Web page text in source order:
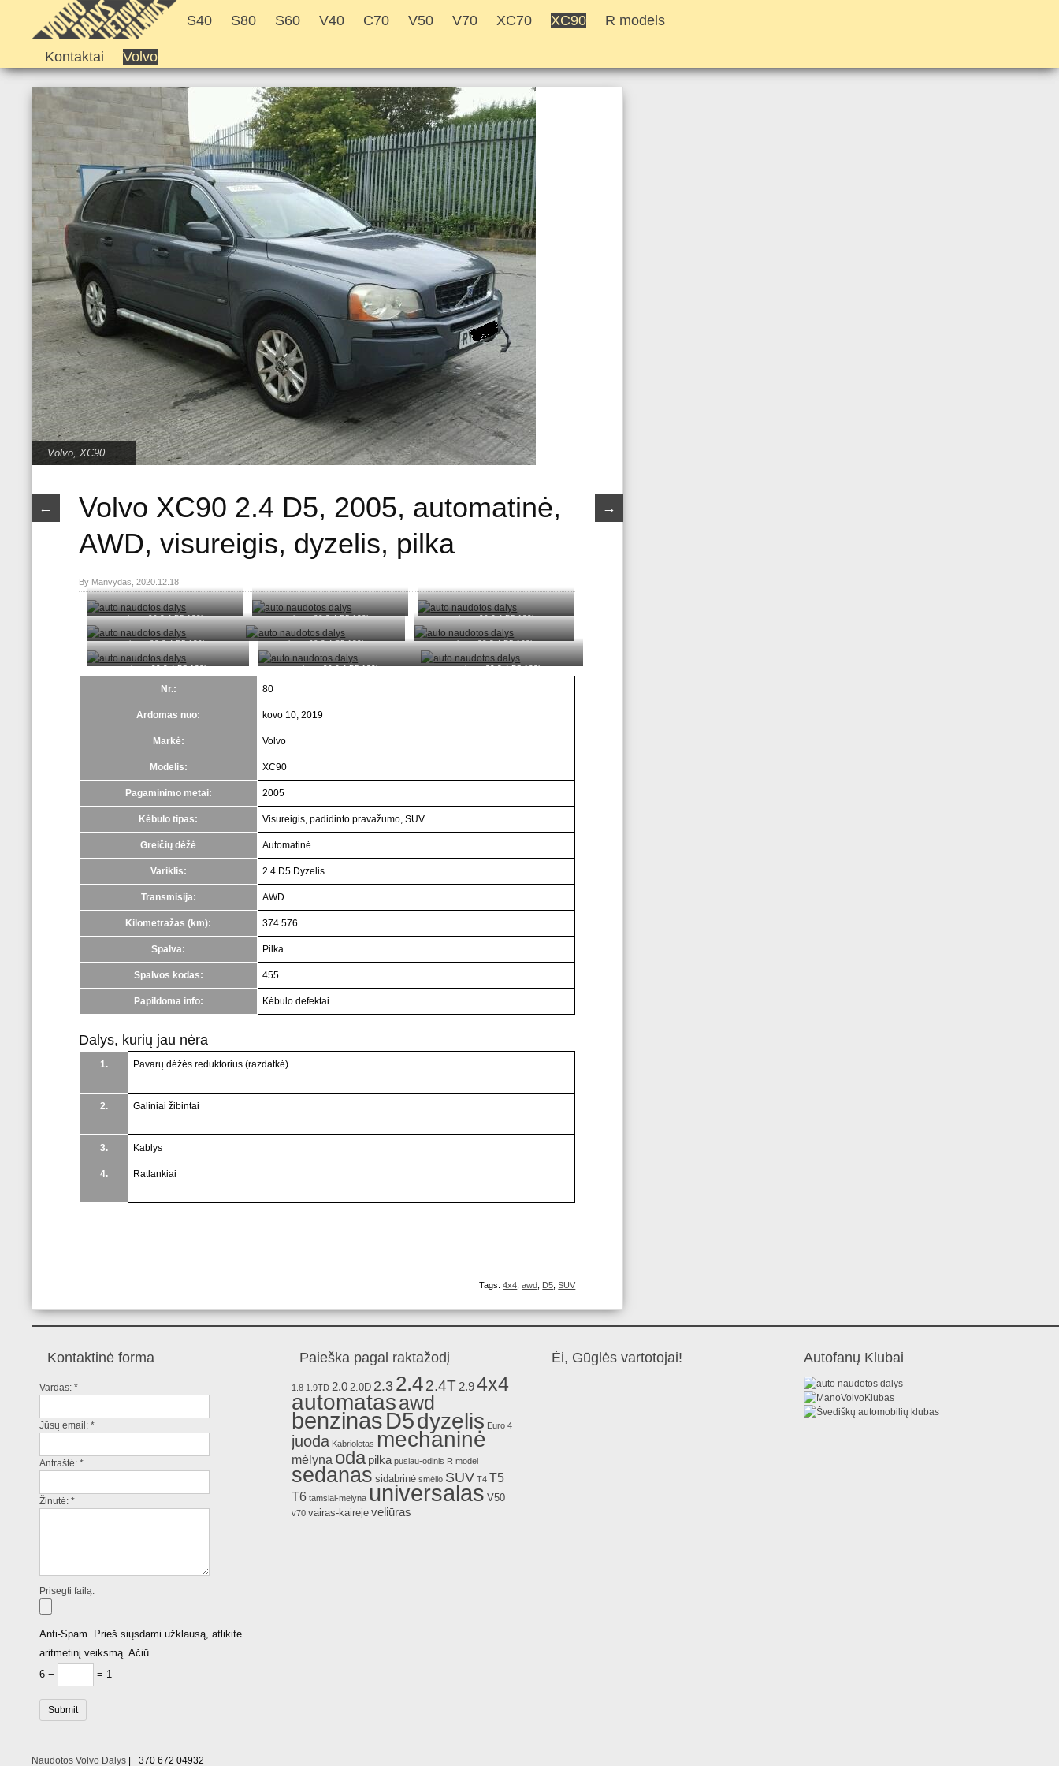
S40 S80 S60 V40 C70 V50 V70 XC70 XC90 R models
Kontaktai Volvo
Volvo,XC90
← →
Volvo XC90 2.4 D5, 2005, automatinė,
AWD, visureigis, dyzelis, pilka
By Manvydas, 2020.12.18
volvo xc90 2.4 D5 120kw volvo xc90 2.4 D5 120kw volvo xc90 2.4 D5 120kw
volvo xc90 2.4 D5 120kw volvo xc90 2.4 D5 120kw volvo xc90 2.4 D5 120kw
volvo xc90 2.4 D5 120kw volvo xc90 2.4 D5 120kw volvo xc90 2.4 D5 120kw
Nr.: 80
Ardomas nuo: kovo 10, 2019
Markė: Volvo
Modelis: XC90
Pagaminimo metai: 2005
Kėbulo tipas: Visureigis, padidinto pravažumo, SUV
Greičių dėžė Automatinė
Variklis: 2.4 D5 Dyzelis
Transmisija: AWD
Kilometražas (km): 374 576
Spalva: Pilka
Spalvos kodas: 455
Papildoma info: Kėbulo defektai
Dalys, kurių jau nėra
1. Pavarų dėžės reduktorius (razdatkė)
2. Galiniai žibintai
3. Kablys
4. Ratlankiai
Tags:4x4 ,awd D5 ,SUV
Kontaktinė forma
Vardas: *
Jūsų email: *
Antraštė: *
Žinutė: *
Prisegti failą:
Anti-Spam. Prieš siųsdami užklausą, atlikite
aritmetinį veiksmą. Ačiū
6 −
= 1
Paieška pagal raktažodį
1.8 1.9TD 2.0 2.0D 2.3 2.42.4T 2.94x4
automatasawd
benzinasD5dyzelis Euro 4
juoda Kabrioletas mechaninė
mėlyna oda pilka pusiau-odinis R model
sedanas sidabrinė smėlio SUV T4 T5
T6 tamsiai-melyna universalas V50
v70 vairas-kaireje veliūras
Ėi, Gūglės vartotojai! Autofanų Klubai
Naudotos Volvo Dalys | +370 672 04932